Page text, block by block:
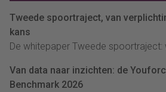
Tweede spoortraject, van
kans
De whitepaper Tweede spoortraject:
Van data naar inzichten: de
Benchmark 2026